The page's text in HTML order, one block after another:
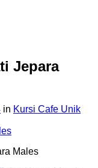
Jepara
in Kursi Cafe Unik
Males